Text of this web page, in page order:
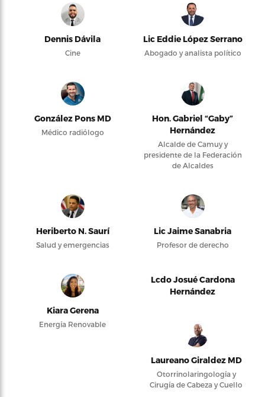
Dennis Dávila
Cine
Lic Eddie López Serrano
Abogado y analista político
González Pons MD
Médico radiólogo
Hon. Gabriel “Gaby”
Hernández
Alcalde de Camuy y
presidente de la Federación
de Alcaldes
Heriberto N. Saurí
Salud y emergencias
Lic Jaime Sanabria
Profesor de derecho
Kiara Gerena
Energía Renovable
Lcdo Josué Cardona
Hernández
Laureano Giraldez MD
Otorrinolaringología y
Cirugía de Cabeza y Cuello